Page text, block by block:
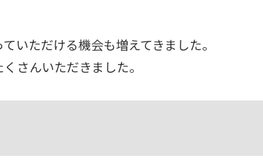
いただける機会も増えてきました。
さんいただきました。